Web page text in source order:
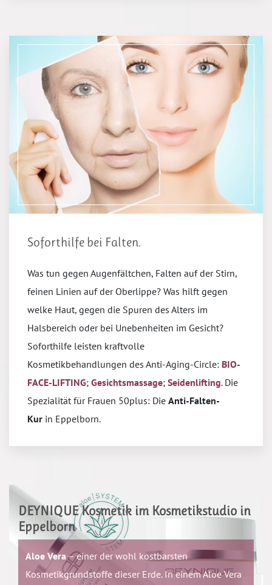
Soforthilfe bei Falten.
Was tun gegen Augenfältchen, Falten auf der Stirn,
feinen Linien auf der Oberlippe? Was hilft gegen
welke Haut, gegen die Spuren des Alters im
Halsbereich oder bei Unebenheiten im Gesicht?
Soforthilfe leisten kraftvolle
Kosmetikbehandlungen des Anti-Aging-Circle: BIO-
FACE-LIFTING; Gesichtsmassage; Seidenlifting. Die
Spezialität für Frauen 50plus: Die Anti-Falten-
Kur in Eppelborn.
DEYNIQUE Kosmetik im Kosmetikstudio in
Eppelborn
Aloe Vera– einer der wohl kostbarsten
Kosmetikgrundstoffe dieser Erde. In einem Aloe Vera